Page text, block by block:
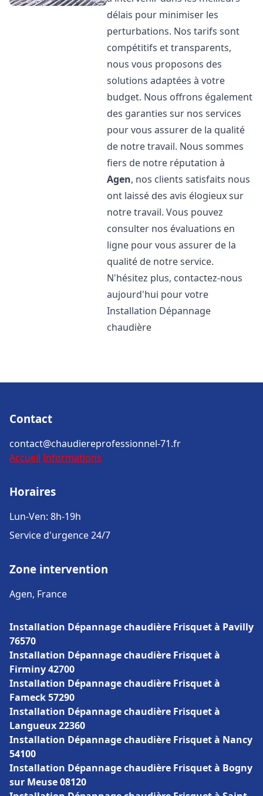
délais pour minimiser les
perturbations. Nos tarifs sont
compétitifs et transparents,
nous vous proposons des
solutions adaptées à votre
budget. Nous offrons également
des garanties sur nos services
pour vous assurer de la qualité
de notre travail. Nous sommes
fiers de notre réputation à
Agen, nos clients satisfaits nous
ont laissé des avis élogieux sur
notre travail. Vous pouvez
consulter nos évaluations en
ligne pour vous assurer de la
qualité de notre service.
N'hésitez plus, contactez-nous
aujourd'hui pour votre
Installation Dépannage
chaudière
Contact
contact@chaudiereprofessionnel-71.fr
Accueil Informations
Horaires
Lun-Ven: 8h-19h
Service d'urgence 24/7
Zone intervention
Agen, France
Installation Dépannage chaudière Frisquet à Pavilly
76570
Installation Dépannage chaudière Frisquet à
Firminy 42700
Installation Dépannage chaudière Frisquet à
Fameck 57290
Installation Dépannage chaudière Frisquet à
Langueux 22360
Installation Dépannage chaudière Frisquet à Nancy
54100
Installation Dépannage chaudière Frisquet à Bogny
sur Meuse 08120